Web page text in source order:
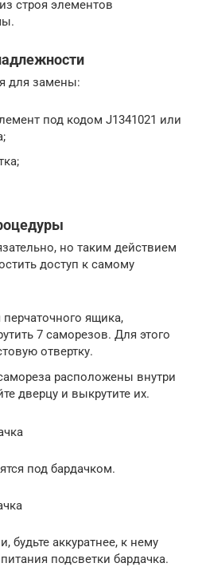
строя элементов
для замены:
под кодом J1341021 или
но таким действием
доступ к самому
перчаточного ящика,
7 саморезов. Для этого
отвертку.
расположены внутри
дверцу и выкрутите их.
под бардачком.
аккуратнее, к нему
подсветки бардачка.